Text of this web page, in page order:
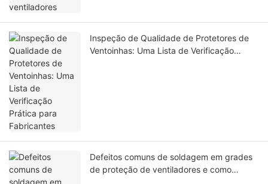
Inspeção de Qualidade de Protetores de
Ventoinhas: Uma Lista de Verificação
Defeitos comuns de soldagem em grades
de proteção de ventiladores e como